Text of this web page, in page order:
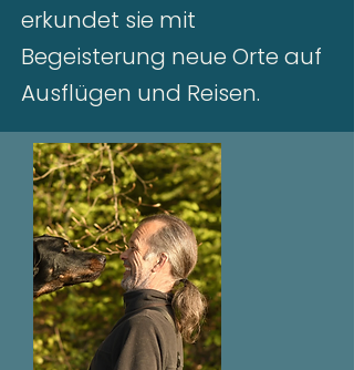
erkundet sie mit
Begeisterung neue Orte auf
Ausflügen und Reisen.​